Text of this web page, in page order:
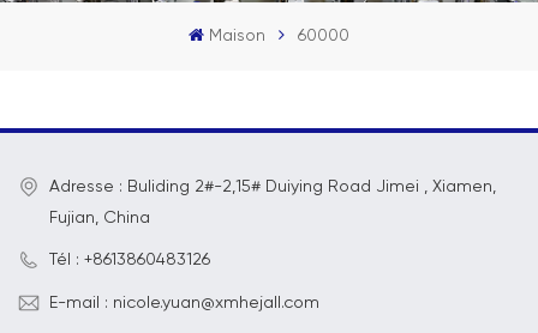
Maison 60000
Adresse : Buliding 2#-2,15# Duiying Road Jimei , Xiamen,
Fujian, China
Tél : +8613860483126
E-mail : nicole.yuan@xmhejall.com